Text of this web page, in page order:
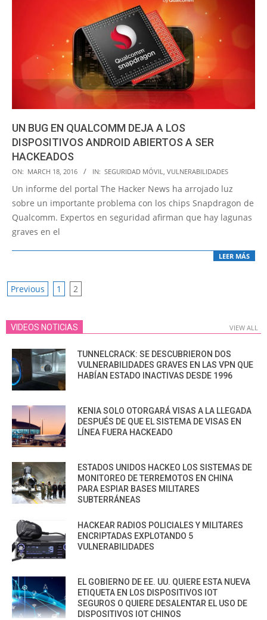
UN BUG EN QUALCOMM DEJA A LOS
DISPOSITIVOS ANDROID ABIERTOS A SER
HACKEADOS
2016-
03-
ON: MARCH 18, 2016 IN: SEGURIDAD MÓVIL VULNERABILIDADES
Un informe del portal The Hacker News ha arrojado luz
sobre un importante problema con los chips Snapdragon de
Qualcomm. Expertos en seguridad afirman que hay lagunas
graves en el
LEER MÁS
POSTS
Previous 1 2
VIDEOS NOTICIAS VIEW ALL
TUNNELCRACK: SE DESCUBRIERON DOS
VULNERABILIDADES GRAVES EN LAS VPN QUE
HABÍAN ESTADO INACTIVAS DESDE 1996
KENIA SOLO OTORGARÁ VISAS A LA LLEGADA
DESPUÉS DE QUE EL SISTEMA DE VISAS EN
LÍNEA FUERA HACKEADO
ESTADOS UNIDOS HACKEO LOS SISTEMAS DE
MONITOREO DE TERREMOTOS EN CHINA
PARA ESPIAR BASES MILITARES
SUBTERRÁNEAS
HACKEAR RADIOS POLICIALES Y MILITARES
ENCRIPTADAS EXPLOTANDO 5
VULNERABILIDADES
EL GOBIERNO DE EE. UU. QUIERE ESTA NUEVA
ETIQUETA EN LOS DISPOSITIVOS IOT
SEGUROS O QUIERE DESALENTAR EL USO DE
DISPOSITIVOS IOT CHINOS